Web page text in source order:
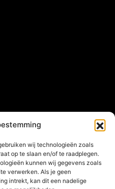
wij technologieën zoals
op te slaan en/of te raadplegen.
kunnen wij gegevens zoals
verwerken. Als je geen
intrekt, kan dit een nadelige
Hertogenbosch